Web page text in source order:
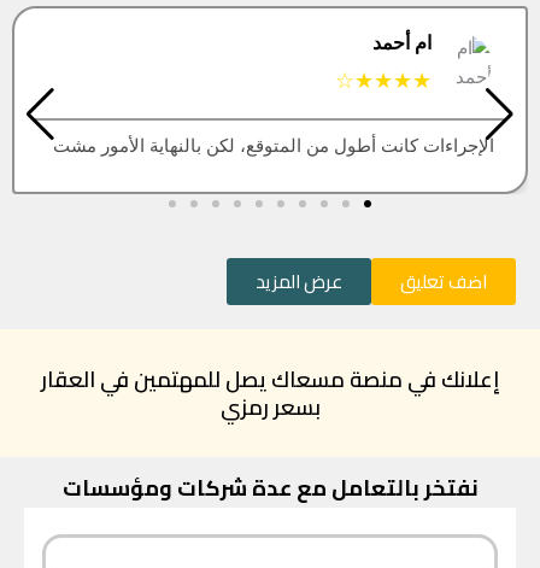
بالنهاية الأمور مشت العقار اللي كنت أبيه طلع مباع،
اضف تعليق عرض المزيد
إعلانك في منصة مسعاك يصل للمهتمين في العقار
بسعر رمزي
نفتخر بالتعامل مع عدة شركات ومؤسسات